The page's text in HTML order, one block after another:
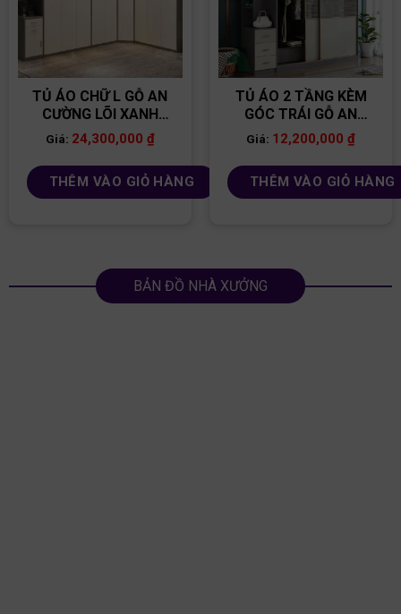
TỦ ÁO CHỮ L GỖ AN
CƯỜNG LÕI XANH
TA168
Giá: 24,300,000 ₫
THÊM VÀO GIỎ HÀNG
TỦ ÁO 2 TẦNG KÈM
GÓC TRÁI GỖ AN
CƯỜNG LÕI XANH
TA172
Giá: 12,200,000₫
THÊM VÀO GIỎ HÀNG
BẢN ĐỒ NHÀ XƯỞNG